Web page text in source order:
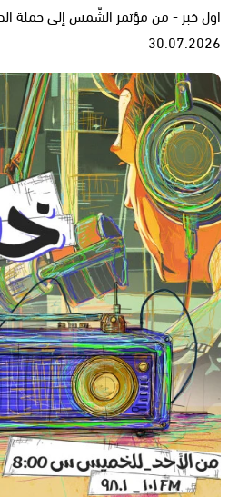
اول خبر - من مؤتمر الشّمس إلى حملة
30.07.2026